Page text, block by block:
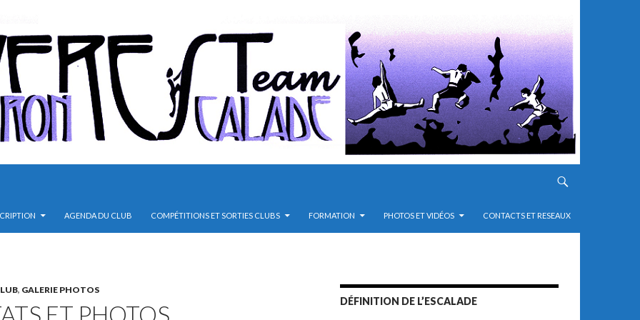
AGENDA DU CLUB COMPÉTITIONS ET SORTIES CLUBS FORMATION PHOTOS ET VIDÉOS CONTACTS ET RESEAUX
, GALERIE PHOTOS
ET PHOTOS
DÉFINITION DE L’ESCALADE